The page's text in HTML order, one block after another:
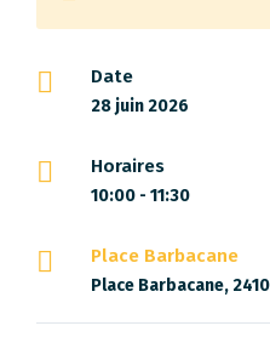
Date
28 juin 2026
Horaires
10:00 - 11:30
Place Barbacane
Place Barbacane,